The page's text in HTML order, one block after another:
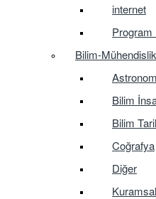
internet
Program
Bilim-Mühendislik
Bilim
Bilim
Coğrafya
Diğer